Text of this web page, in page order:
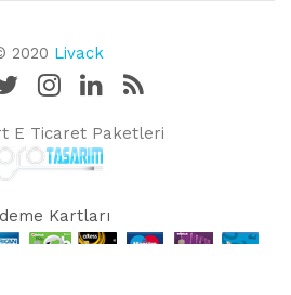
2020 Livack
E Ticaret Paketleri
Kartları